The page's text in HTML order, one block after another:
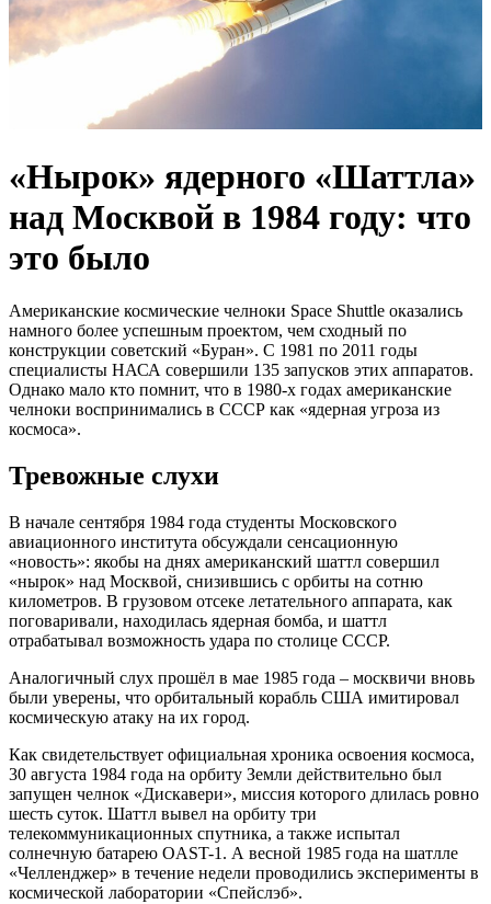
«Нырок» ядерного «Шаттла»
над Москвой в 1984 году: что
это было
Американские космические челноки Space Shuttle оказались
намного более успешным проектом, чем сходный по
конструкции советский «Буран». С 1981 по 2011 годы
специалисты НАСА совершили 135 запусков этих аппаратов.
Однако мало кто помнит, что в 1980-х годах американские
челноки воспринимались в СССР как «ядерная угроза из
космоса».
Тревожные слухи
В начале сентября 1984 года студенты Московского
авиационного института обсуждали сенсационную
«новость»: якобы на днях американский шаттл совершил
«нырок» над Москвой, снизившись с орбиты на сотню
километров. В грузовом отсеке летательного аппарата, как
поговаривали, находилась ядерная бомба, и шаттл
отрабатывал возможность удара по столице СССР.
Аналогичный слух прошёл в мае 1985 года – москвичи вновь
были уверены, что орбитальный корабль США имитировал
космическую атаку на их город.
Как свидетельствует официальная хроника освоения космоса,
30 августа 1984 года на орбиту Земли действительно был
запущен челнок «Дискавери», миссия которого длилась ровно
шесть суток. Шаттл вывел на орбиту три
телекоммуникационных спутника, а также испытал
солнечную батарею OAST-1. А весной 1985 года на шатлле
«Челленджер» в течение недели проводились эксперименты в
космической лаборатории «Спейслэб».